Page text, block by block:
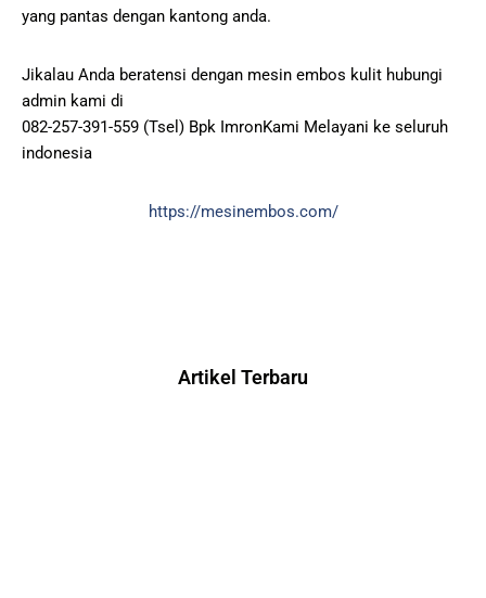
yang pantas dengan kantong anda.
Jikalau Anda beratensi dengan mesin embos kulit hubungi
admin kami di
082-257-391-559 (Tsel) Bpk ImronKami Melayani ke seluruh
indonesia
https://mesinembos.com/
Artikel Terbaru